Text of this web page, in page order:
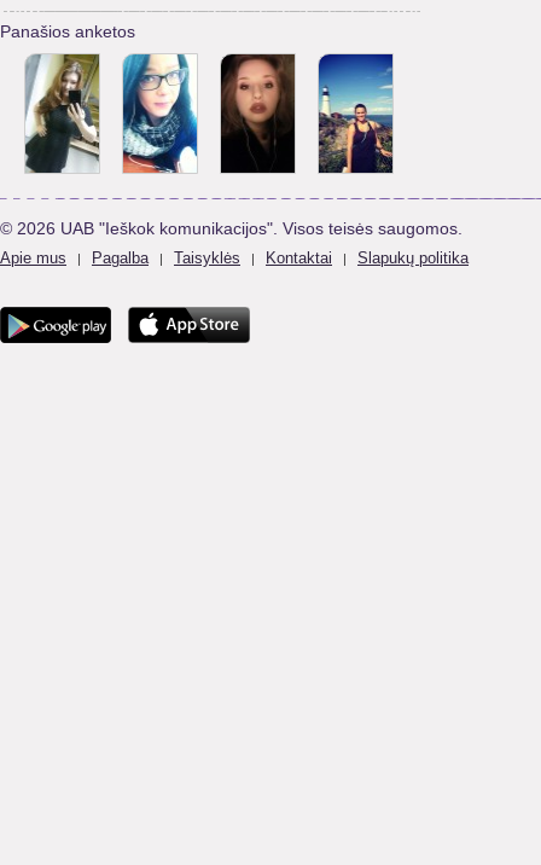
Panašios anketos
© 2026 UAB "Ieškok komunikacijos". Visos teisės saugomos.
Apie mus | Pagalba | Taisyklės | Kontaktai | Slapukų politika